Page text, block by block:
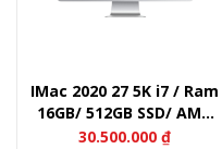
IMac 2020 27 5K i7 / Ram
16GB/ 512GB SSD/ AMD
Radeon Pro 5500 X
30.500.000 ₫